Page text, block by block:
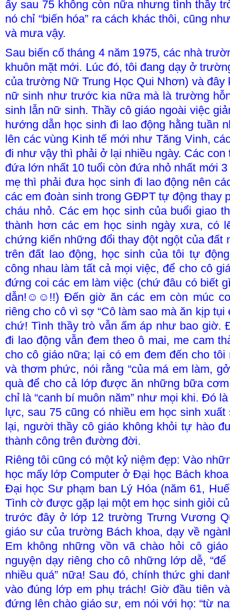
ấy sau 75 không còn nữa nhưng tình thầy
nó chỉ “biến hóa” ra cách khác thôi, cũng
và mưa vậy.
Sau biến cố tháng 4 năm 1975, các nhà
khuôn mặt mới. Lúc đó, tôi đang dạy ở
của trường Nữ Trung Học Qui Nhơn) và đây
nữ sinh như trước kia nữa mà là trường
sinh lẫn nữ sinh. Thầy cô giáo ngoài việc
hướng dẫn học sinh đi lao động hằng tuần
lên các vùng Kinh tế mới như Tăng Vinh,
đi như vậy thì phải ở lại nhiều ngày. Các
đứa lớn nhất 10 tuổi còn đứa nhỏ nhất mới 3
mẹ thì phải đưa học sinh đi lao động nên
các em đoàn sinh trong GĐPT tự động thay
cháu nhỏ. Các em học sinh của buổi giao
thành hơn các em học sinh ngày xưa, có
chứng kiến những đổi thay đột ngột của
trên đất lao động, học sinh của tôi tự
công nhau làm tất cả mọi việc, để cho cô
đứng coi các em làm việc (chứ đâu có biết
dẫn!☺☺!!) Đến giờ ăn các em còn múc
riêng cho cô vì sợ “Cô làm sao mà ăn kịp tụi
chứ! Tình thầy trò vẫn ấm áp như bao giờ.
đi lao động vẫn đem theo ô mai, me cam
cho cô giáo nữa; lại có em đem đến cho
và thơm phức, nói rằng “của má em làm,
quà để cho cả lớp được ăn những bữa
chỉ là “canh bí muôn năm” như mọi khi. Đó
lực, sau 75 cũng có nhiều em học sinh
lại, người thầy cô giáo không khỏi tự hào
thành công trên đường đời.
Riêng tôi cũng có một kỷ niệm đẹp: Vào
học mấy lớp Computer ở Đại học Bách
Đại học Sư phạm ban Lý Hóa (năm 61,
Tình cờ được gặp lại một em học sinh giỏi
trước đây ở lớp 12 trường Trưng Vương
giáo sư của trường Bách khoa, dạy về
Em không những vồn vã chào hỏi cô
nguyện dạy riêng cho cô những lớp dễ,
nhiều quá” nữa! Sau đó, chính thức ghi
vào đúng lớp em phụ trách! Giờ đầu tiên
đứng lên chào giáo sư, em nói với họ: “từ